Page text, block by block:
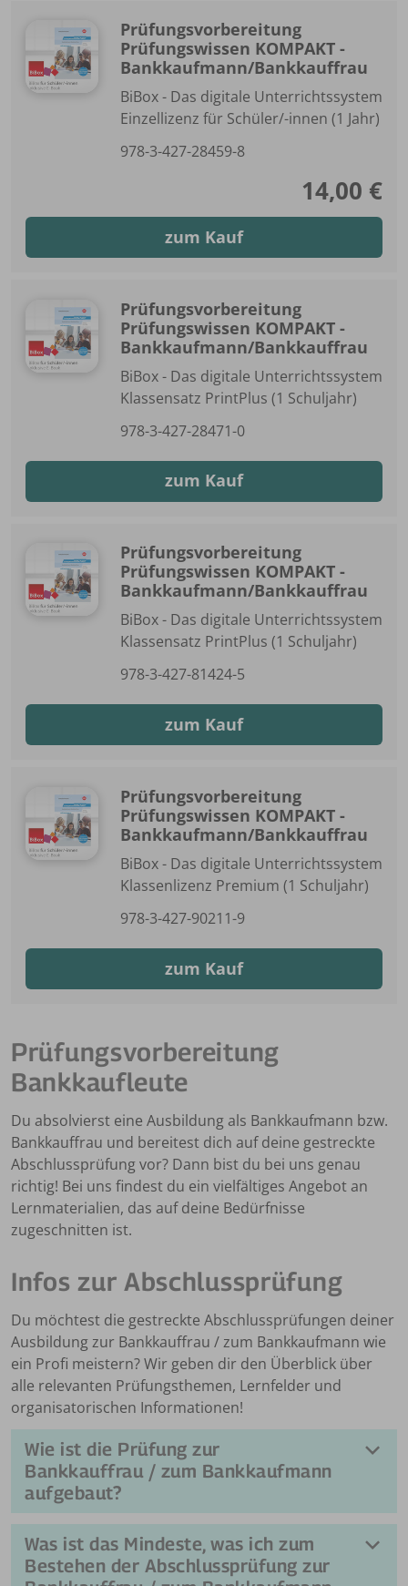
Prüfungsvorbereitung
Prüfungswissen KOMPAKT -
Bankkaufmann/Bankkauffrau
BiBox - Das digitale Unterrichtssystem
Einzellizenz für Schüler/-innen (1 Jahr)
978-3-427-28459-8
14,00 €
zum Kauf
Prüfungsvorbereitung
Prüfungswissen KOMPAKT -
Bankkaufmann/Bankkauffrau
BiBox - Das digitale Unterrichtssystem
Klassensatz PrintPlus (1 Schuljahr)
978-3-427-28471-0
zum Kauf
Prüfungsvorbereitung
Prüfungswissen KOMPAKT -
Bankkaufmann/Bankkauffrau
BiBox - Das digitale Unterrichtssystem
Klassensatz PrintPlus (1 Schuljahr)
978-3-427-81424-5
zum Kauf
Prüfungsvorbereitung
Prüfungswissen KOMPAKT -
Bankkaufmann/Bankkauffrau
BiBox - Das digitale Unterrichtssystem
Klassenlizenz Premium (1 Schuljahr)
978-3-427-90211-9
zum Kauf
Prüfungsvorbereitung
Bankkaufleute
Du absolvierst eine Ausbildung als Bankkaufmann bzw.
Bankkauffrau und bereitest dich auf deine gestreckte
Abschlussprüfung vor? Dann bist du bei uns genau
richtig! Bei uns findest du ein vielfältiges Angebot an
Lernmaterialien, das auf deine Bedürfnisse
zugeschnitten ist.
Infos zur Abschlussprüfung
Du möchtest die gestreckte Abschlussprüfungen deiner
Ausbildung zur Bankkauffrau / zum Bankkaufmann wie
ein Profi meistern? Wir geben dir den Überblick über
alle relevanten Prüfungsthemen, Lernfelder und
organisatorischen Informationen!
Wie ist die Prüfung zur
Bankkauffrau / zum Bankkaufmann
aufgebaut?
Die Prüfung teilt sich auf in zwei gestreckte
Abschlussprüfungen. Teil 1 findet 18 Monate nach
Ausbildungsbeginn statt, Teil 2 am Ende der
Was ist das Mindeste, was ich zum
Bestehen der Abschlussprüfung zur